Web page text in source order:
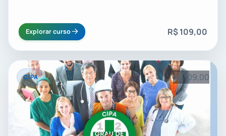
Explorar curso R$ 109,00
CIPA R$ 109,00